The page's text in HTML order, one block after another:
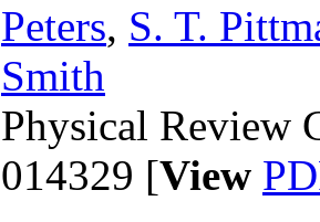
Peters, S. T.
Smith
Physical Review
014329 [View